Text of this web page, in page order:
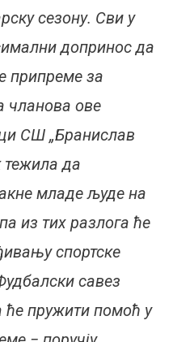
сезону. Сви у
допринос да
припреме за
чланова ове
СШ „Бранислав
тежила да
младе људе на
из тих разлога ће
спортске
савез
пружити помоћ у